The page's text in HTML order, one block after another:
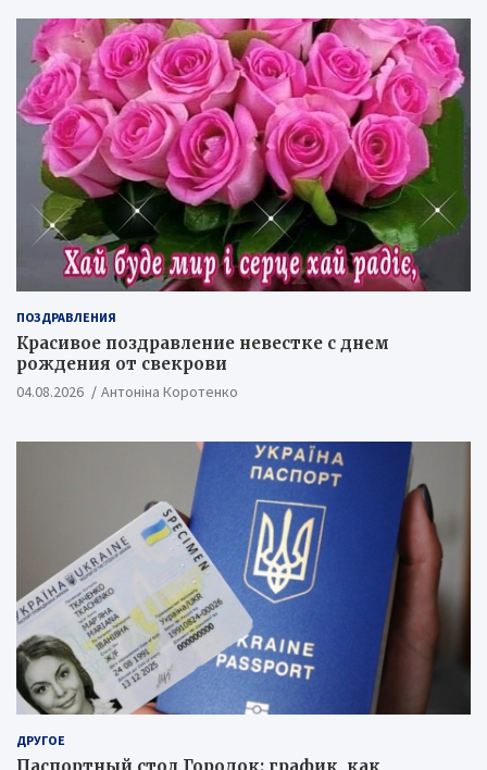
ПОЗДРАВЛЕНИЯ
Красивое поздравление невестке с днем
рождения от свекрови
04.08.2026 Антоніна Коротенко
ДРУГОЕ